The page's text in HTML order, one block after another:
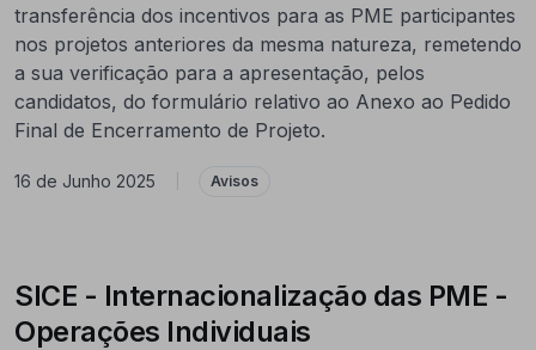
transferência dos incentivos para as PME participantes
nos projetos anteriores da mesma natureza, remetendo
a sua verificação para a apresentação, pelos
candidatos, do formulário relativo ao Anexo ao Pedido
Final de Encerramento de Projeto.
16 de Junho 2025 Avisos
SICE - Internacionalização das PME -
Operações Individuais